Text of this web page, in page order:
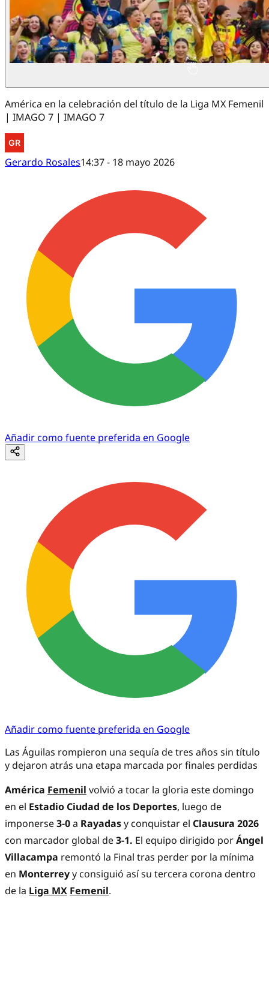
América en la celebración del título de la Liga MX Femenil
| IMAGO 7 | IMAGO 7
Gerardo Rosales14:37 - 18 mayo 2026
Añadir como fuente preferida en Google
Añadir como fuente preferida en Google
Las Águilas rompieron una sequía de tres años sin título
y dejaron atrás una etapa marcada por finales perdidas
América Femenil volvió a tocar la gloria este domingo
en el Estadio Ciudad de los Deportes, luego de
imponerse3-0a Rayadasy conquistar el Clausura 2026
con marcador global de3-1. El equipo dirigido porÁngel
Villacampa remontó la Final tras perder por la mínima
en Monterreyy consiguió así su tercera corona dentro
de la Liga MX Femenil.